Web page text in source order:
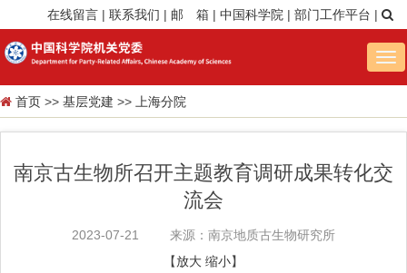
在线留言 | 联系我们 | 邮 箱 | 中国科学院 | 部门工作平台 |
首页 >> 基层党建 >> 上海分院
南京古生物所召开主题教育调研成果转化交
流会
2023-07-21
来源：南京地质古生物研究所
【放大 缩小】